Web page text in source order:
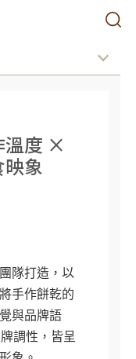
溫度 ×
象
隊打造，以
手作餅乾的
與品牌語
調性，皆呈